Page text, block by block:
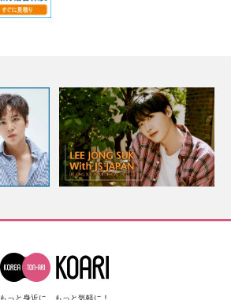
もっと身近に、もっと気軽に！